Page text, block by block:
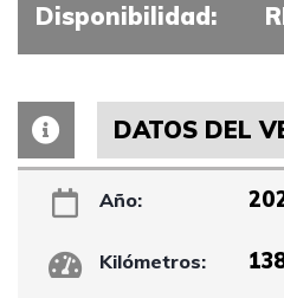
Disponibilidad:
DATOS DEL
Año:
Kilómetros: